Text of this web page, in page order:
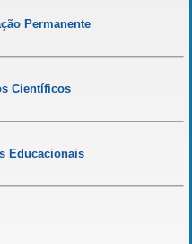
Permanente
Científicos
Educacionais